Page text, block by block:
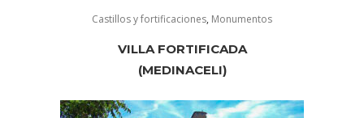
Castillos y fortificaciones, Monumentos
VILLA FORTIFICADA
(MEDINACELI)